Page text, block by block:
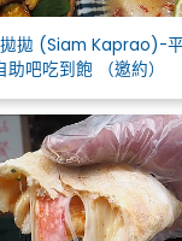
拋 (Siam Kaprao)-平
吧吃到飽 （邀約）